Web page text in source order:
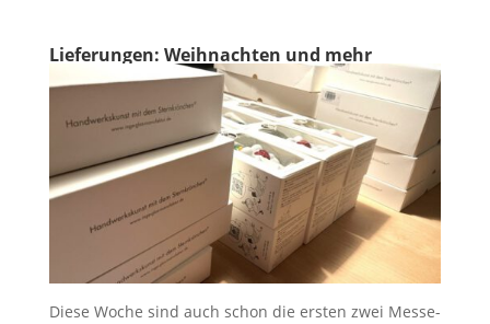
Lieferungen: Weihnachten und mehr
Diese Woche sind auch schon die ersten zwei Messe-